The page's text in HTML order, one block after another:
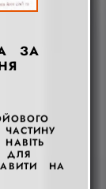
ЗА
ДЛЯ
НА